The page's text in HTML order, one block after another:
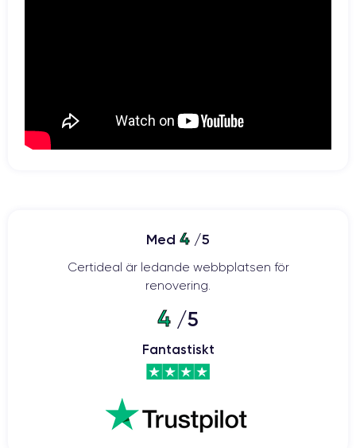
ska få tillbaka 50 % av sitt batteri.
med en bländare på f/1,6 och en ultravidvinkel med en bländare på
f/2,4. Med 2x digital zoom, 5x digital zoom och optisk stabilisering kan
du enkelt ta kvalitetsfoton när som helst och var som helst.
iPhone 12: 5G-hastighet i din hand
ansluta till 5G-nätverk. Detta möjliggör hastigheter på upp till 4 Gbps
snabbare nedladdningar, smidigare videospelupplevelser, men även
streaming av bättre kvalitet. Även videosamtal som FaceTime blir
roligare när du kontaktar dina nära och kära.
Med 4 /5
Certideal är ledande webbplatsen för
renovering.
4 /5
Fantastiskt